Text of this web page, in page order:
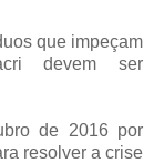
que impeçam
devem ser
de 2016 por
resolver a crise